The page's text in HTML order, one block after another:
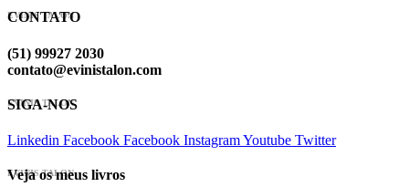
EVINIS TALON
CONTATO
(51) 99927 2030
contato@evinistalon.com
EVINIS TALON
SIGA-NOS
Linkedin Facebook Facebook InstagramYoutube Twitter
EVINIS TALON
Veja os meus livros